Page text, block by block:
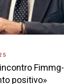
Fimmg-
positivo»